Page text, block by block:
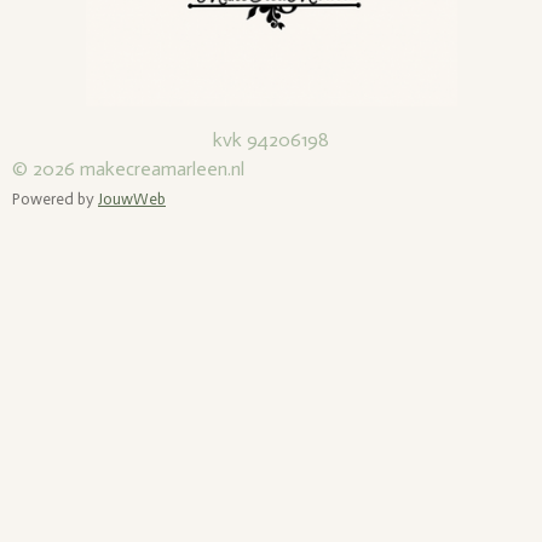
kvk 94206198
© 2026 makecreamarleen.nl
Powered by JouwWeb